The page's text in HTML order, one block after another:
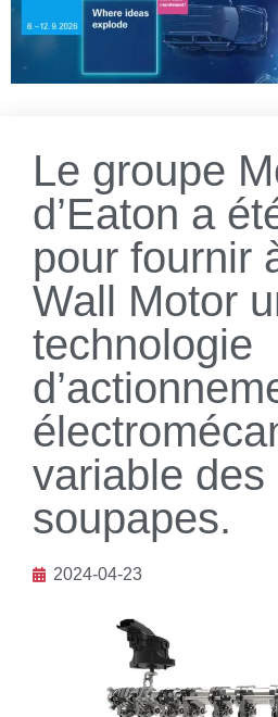
Le groupe
d’Eaton a
pour fournir
Wall Motor
technologie
variable des
soupapes.
2024-04-23